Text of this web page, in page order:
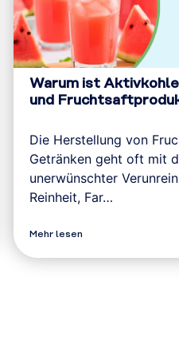
Warum ist
und
Die Herstellung von
Getränken geht oft mit
unerwünschter
Reinheit, Far…
Mehr lesen